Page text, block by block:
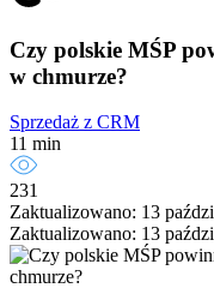
Czy polskie MŚP
w chmurze?
Sprzedaż z CRM
11 min
231
Zaktualizowano: 13
Zaktualizowano: 13